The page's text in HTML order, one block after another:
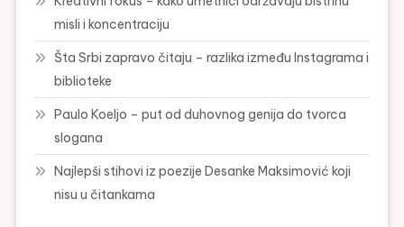
misli i koncentraciju
Šta Srbi zapravo čitaju – razlika između Instagrama i
biblioteke
Paulo Koeljo – put od duhovnog genija do tvorca
slogana
Najlepši stihovi iz poezije Desanke Maksimović koji
nisu u čitankama